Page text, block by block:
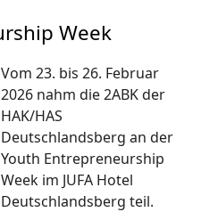
Week
Vom 23. bis 26. Februar
2026 nahm die 2ABK der
HAK/HAS
Deutschlandsberg an der
Youth Entrepreneurship
Week im JUFA Hotel
Deutschlandsberg teil.